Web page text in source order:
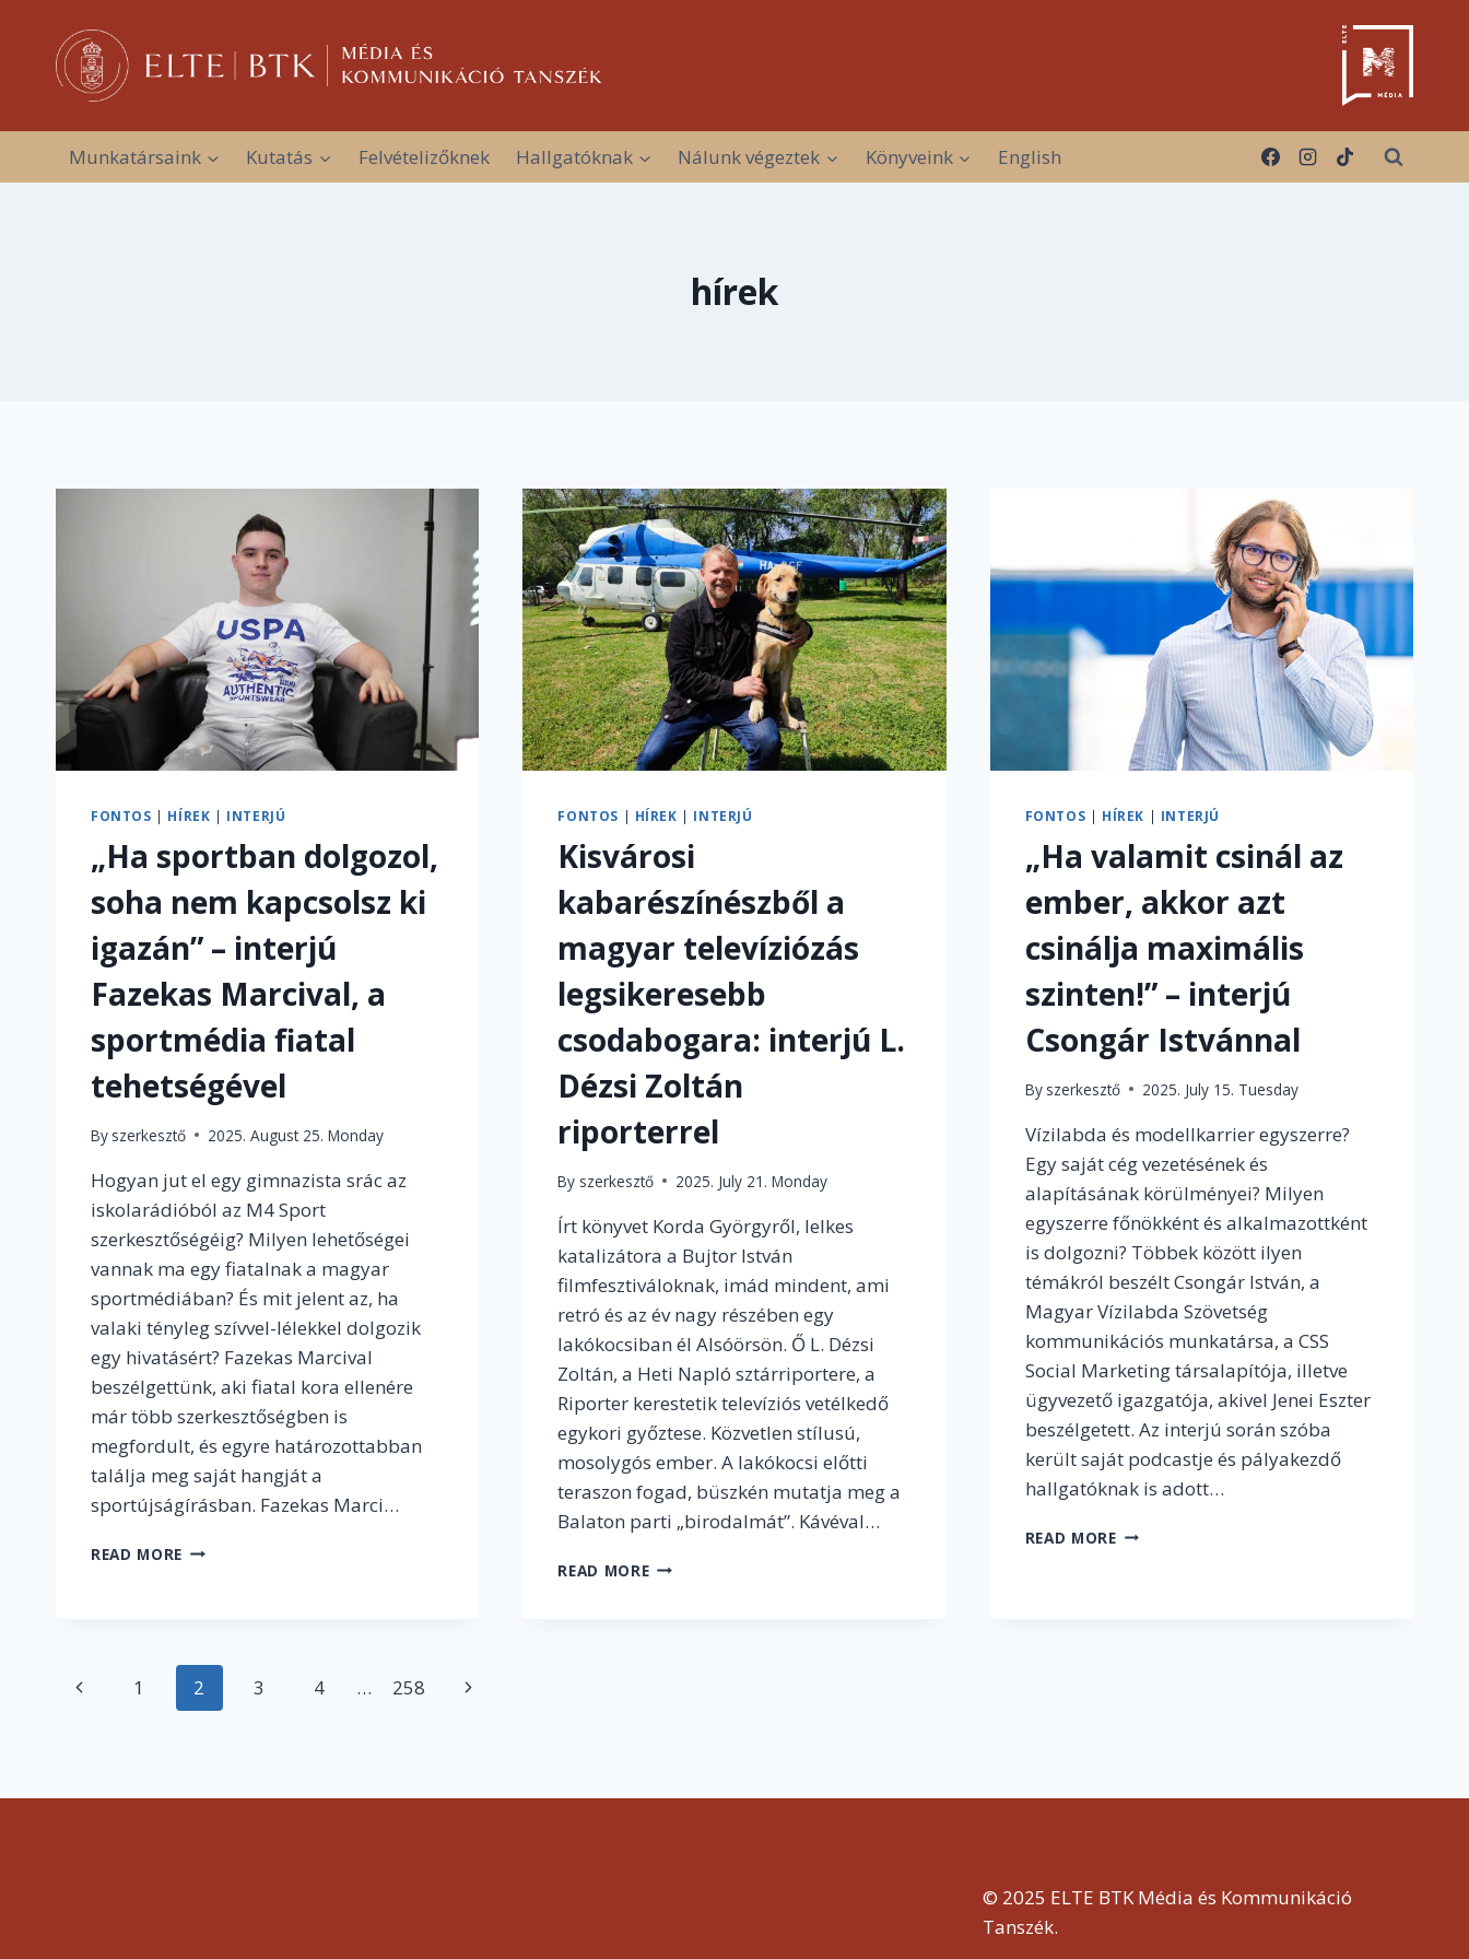
content
Munkatársaink Kutatás Felvételizőknek Hallgatóknak Nálunk végeztek Könyveink English
hírek
FONTOS | HÍREK | INTERJÚ
„Ha sportban dolgozol,
soha nem kapcsolsz ki
igazán” – interjú
Fazekas Marcival, a
sportmédia fiatal
tehetségével
By szerkesztő 2025. August 25. Monday
Hogyan jut el egy gimnazista srác az
iskolarádióból az M4 Sport
szerkesztőségéig? Milyen lehetőségei
vannak ma egy fiatalnak a magyar
sportmédiában? És mit jelent az, ha
valaki tényleg szívvel-lélekkel dolgozik
egy hivatásért? Fazekas Marcival
beszélgettünk, aki fiatal kora ellenére
már több szerkesztőségben is
megfordult, és egyre határozottabban
találja meg saját hangját a
sportújságírásban. Fazekas Marci…
READ MORE „HA
KAPCSOLSZ
KI
IGAZÁN”
MARCIVAL,
FONTOS | HÍREK | INTERJÚ
Kisvárosi
kabarészínészből a
magyar televíziózás
legsikeresebb
csodabogara: interjú L.
Dézsi Zoltán
riporterrel
By szerkesztő 2025. July 21. Monday
Írt könyvet Korda Györgyről, lelkes
katalizátora a Bujtor István
filmfesztiváloknak, imád mindent, ami
retró és az év nagy részében egy
lakókocsiban él Alsóörsön. Ő L. Dézsi
Zoltán, a Heti Napló sztárriportere, a
Riporter kerestetik televíziós vetélkedő
egykori győztese. Közvetlen stílusú,
mosolygós ember. A lakókocsi előtti
teraszon fogad, büszkén mutatja meg a
Balaton parti „birodalmát”. Kávéval…
READ MORE KISVÁROSI
ZOLTÁN
FONTOS | HÍREK | INTERJÚ
„Ha valamit csinál az
ember, akkor azt
csinálja maximális
szinten!” – interjú
Csongár Istvánnal
By szerkesztő 2025. July 15. Tuesday
Vízilabda és modellkarrier egyszerre?
Egy saját cég vezetésének és
alapításának körülményei? Milyen
egyszerre főnökként és alkalmazottként
is dolgozni? Többek között ilyen
témákról beszélt Csongár István, a
Magyar Vízilabda Szövetség
kommunikációs munkatársa, a CSS
Social Marketing társalapítója, illetve
ügyvezető igazgatója, akivel Jenei Eszter
beszélgetett. Az interjú során szóba
került saját podcastje és pályakezdő
hallgatóknak is adott…
READ MORE „HA
Page
Previous
1 2 3 4 … 258
Next
© 2025 ELTE BTK Média és Kommunikáció
Tanszék.